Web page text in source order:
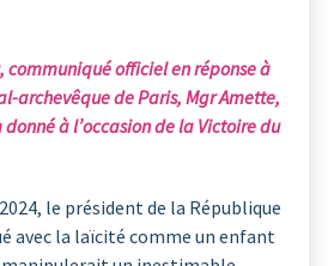
, communiqué officiel en réponse à
archevêque de Paris, Mgr Amette,
donné à l’occasion de la Victoire du
le président de la République
avec la laïcité comme un enfant